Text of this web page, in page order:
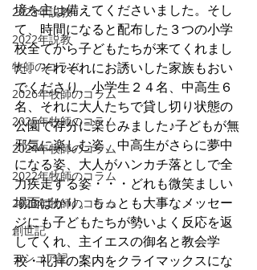
2023年説教
2022年説教
牧師のコラム
2026年牧師のコラム
2025年牧師のコラム
2024年牧師のコラム
2022年牧師のコラム
2023年牧師のコラム
創世記
ヨシュア記
境を主は備えてくださいました。そし
て、時間になると配布した３つの小学
校全てから子どもたちが来てくれまし
た。それぞれにお誘いした家族もおい
でくださり、小学生２４名、中高生６
名、それに大人たちで貸し切り状態の
公園で存分に楽しみました♪子どもが無
邪気に楽しむ姿、中高生がさらに夢中
になる姿、大人がハンカチ落としで全
力疾走する姿・・・どれも微笑ましい
場面ばかり。もっとも大事なメッセー
ジにも子どもたちが勢いよく反応を返
してくれ、主イエスの御名と教会学
校・礼拝の案内をクライマックスにな